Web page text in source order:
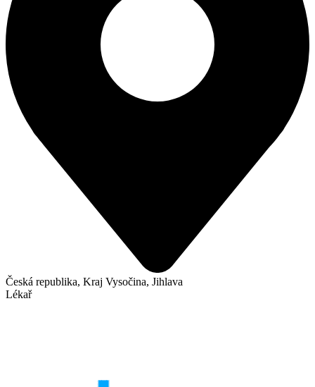
Česká republika, Kraj Vysočina, Jihlava
Lékař